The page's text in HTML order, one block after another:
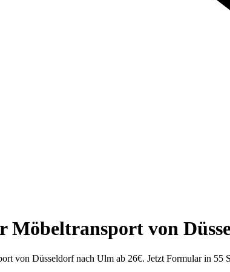
Möbeltransport von
von Düsseldorf nach Ulm ab 26€. Jetzt Formular in